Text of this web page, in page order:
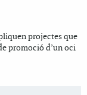
projectes que
promoció d’un oci